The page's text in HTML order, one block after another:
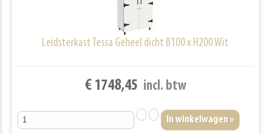
Leidsterkast Tessa Geheel dicht B100 x H200 Wit
€ 1748,45 incl. btw